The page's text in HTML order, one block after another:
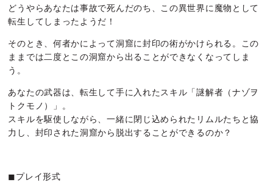
どうやらあなたは事故で死んだのち、この異世界に魔物として
転生してしまったようだ！
そのとき、何者かによって洞窟に封印の術がかけられる。この
ままでは二度とこの洞窟から出ることができなくなってしま
う。
あなたの武器は、転生して手に入れたスキル「謎解者（ナゾヲ
トクモノ）」。
スキルを駆使しながら、一緒に閉じ込められたリムルたちと協
力し、封印された洞窟から脱出することができるのか？
◼︎プレイ形式